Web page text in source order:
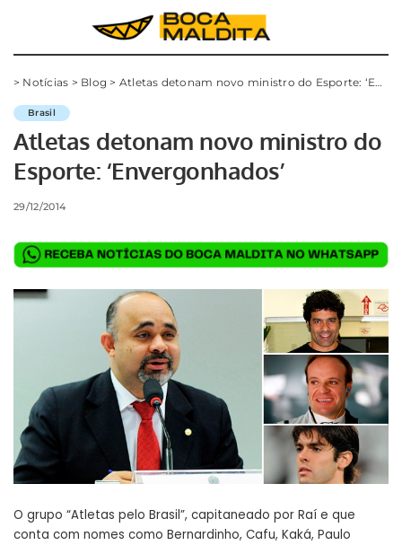
> Notícias > Blog > Atletas detonam novo ministro do Esporte: ‘Envergonhados’
Brasil
Atletas detonam novo ministro do
Esporte: ‘Envergonhados’
29/12/2014
O grupo “Atletas pelo Brasil”, capitaneado por Raí e que
conta com nomes como Bernardinho, Cafu, Kaká, Paulo